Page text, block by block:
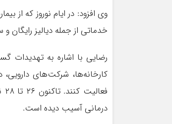
وی افزود: در ایام نوروز که از
خدماتی از جمله دیالیز
رضایی با اشاره به تهدیدات
کارخانه‌ها، شرکت‌های
درمانی آسیب دیده است.